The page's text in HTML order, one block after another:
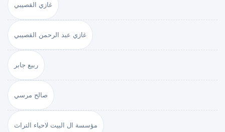
غازي القصيبي
غازي عبد الرحمن القصيبي
ربيع جابر
صالح مرسي
مؤسسة ال البيت لاحياء التراث